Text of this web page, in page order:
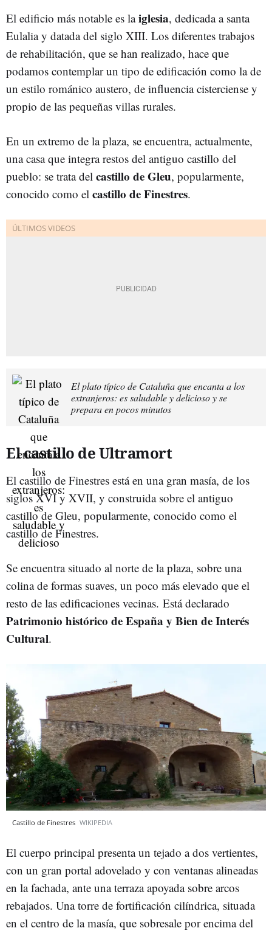
El edificio más notable es laiglesia, dedicada a santa
Eulalia y datada del siglo XIII. Los diferentes trabajos
de rehabilitación, que se han realizado, hace que
podamos contemplar un tipo de edificación como la de
un estilo románico austero, de influencia cisterciense y
propio de las pequeñas villas rurales.
En un extremo de la plaza, se encuentra, actualmente,
una casa que integra restos del antiguo castillo del
pueblo: se trata del castillo de Gleu, popularmente,
conocido como el castillo de Finestres.
El plato típico de Cataluña que encanta a los
extranjeros: es saludable y delicioso y se
prepara en pocos minutos
El castillo de Ultramort
El castillo de Finestres está en una gran masía, de los
siglos XVI y XVII, y construida sobre el antiguo
castillo de Gleu, popularmente, conocido como el
castillo de Finestres.
Se encuentra situado al norte de la plaza, sobre una
colina de formas suaves, un poco más elevado que el
resto de las edificaciones vecinas. Está declarado
Patrimonio histórico de España y Bien de Interés
Cultural.
Castillo de Finestres WIKIPEDIA
El cuerpo principal presenta un tejado a dos vertientes,
con un gran portal adovelado y con ventanas alineadas
en la fachada, ante una terraza apoyada sobre arcos
rebajados. Una torre de fortificación cilíndrica, situada
en el centro de la masía, que sobresale por encima del